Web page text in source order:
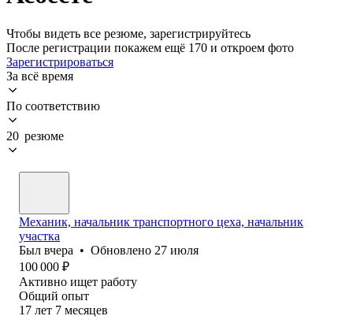
Чтобы видеть все резюме, зарегистрируйтесь
После регистрации покажем ещё 170 и откроем фото
Зарегистрироваться
За всё время
По соответствию
20 резюме
Механик, начальник транспортного цеха, начальник
участка
Был вчера • Обновлено 27 июля
100 000 ₽
Активно ищет работу
Общий опыт
17 лет 7 месяцев